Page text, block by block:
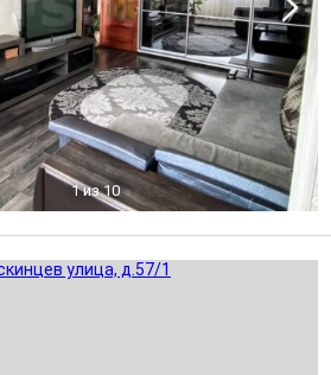
1 из 10